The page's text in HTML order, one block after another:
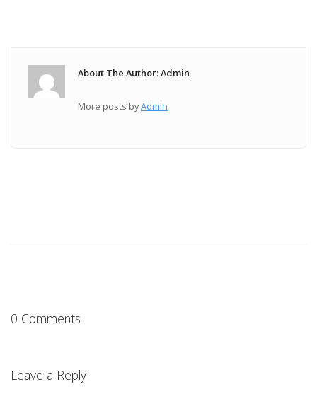
About The Author: Admin
More posts byAdmin
0 Comments
Leave a Reply